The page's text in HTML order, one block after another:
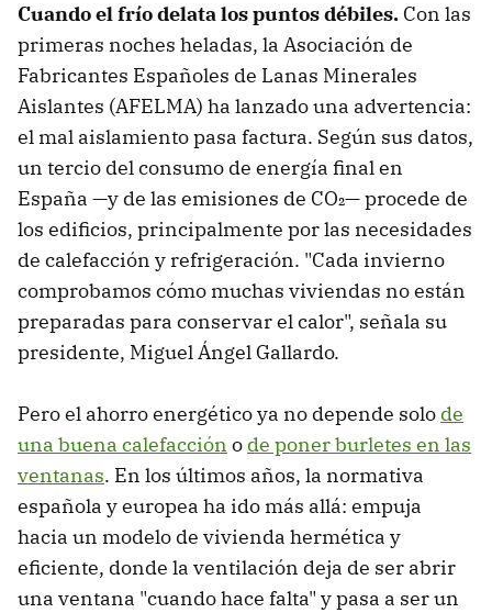
Cuando el frío delata los puntos débiles. Con las
primeras noches heladas, la Asociación de
Fabricantes Españoles de Lanas Minerales
Aislantes (AFELMA) ha lanzado una advertencia:
el mal aislamiento pasa factura. Según sus datos,
un tercio del consumo de energía final en
España —y de las emisiones de CO₂— procede de
los edificios, principalmente por las necesidades
de calefacción y refrigeración. "Cada invierno
comprobamos cómo muchas viviendas no están
preparadas para conservar el calor", señala su
presidente, Miguel Ángel Gallardo.
Pero el ahorro energético ya no depende solo de
una buena calefacción o de poner burletes en las
ventanas. En los últimos años, la normativa
española y europea ha ido más allá: empuja
hacia un modelo de vivienda hermética y
eficiente, donde la ventilación deja de ser abrir
una ventana "cuando hace falta" y pasa a ser un